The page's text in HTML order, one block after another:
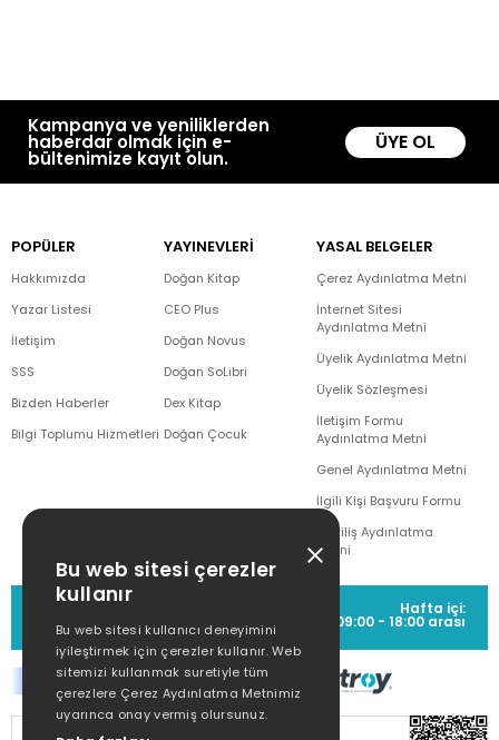
Kampanya ve yeniliklerden
haberdar olmak için e-
bültenimize kayıt olun.
ÜYE OL
POPÜLER
Hakkımızda
Yazar Listesi
İletişim
SSS
Bizden Haberler
Bilgi Toplumu Hizmetleri
YAYINEVLERİ
Doğan Kitap
CEO Plus
Doğan Novus
Doğan SoLibri
Dex Kitap
Doğan Çocuk
YASAL BELGELER
Çerez Aydınlatma Metni
İnternet Sitesi
Aydınlatma Metni
Üyelik Aydınlatma Metni
Üyelik Sözleşmesi
İletişim Formu
Aydınlatma Metni
Genel Aydınlatma Metni
İlgili Kişi Başvuru Formu
Çekiliş Aydınlatma
Metni
MÜŞTERİ HİZMETLERİ
(0212) 373 77 00
Hafta içi:
09:00 - 18:00 arası
Bu web sitesi çerezler
kullanır
Bu web sitesi kullanıcı deneyimini
iyileştirmek için çerezler kullanır. Web
sitemizi kullanmak suretiyle tüm
çerezlere Çerez Aydınlatma Metnimiz
uyarınca onay vermiş olursunuz.